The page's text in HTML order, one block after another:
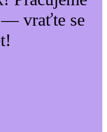
— vraťte se